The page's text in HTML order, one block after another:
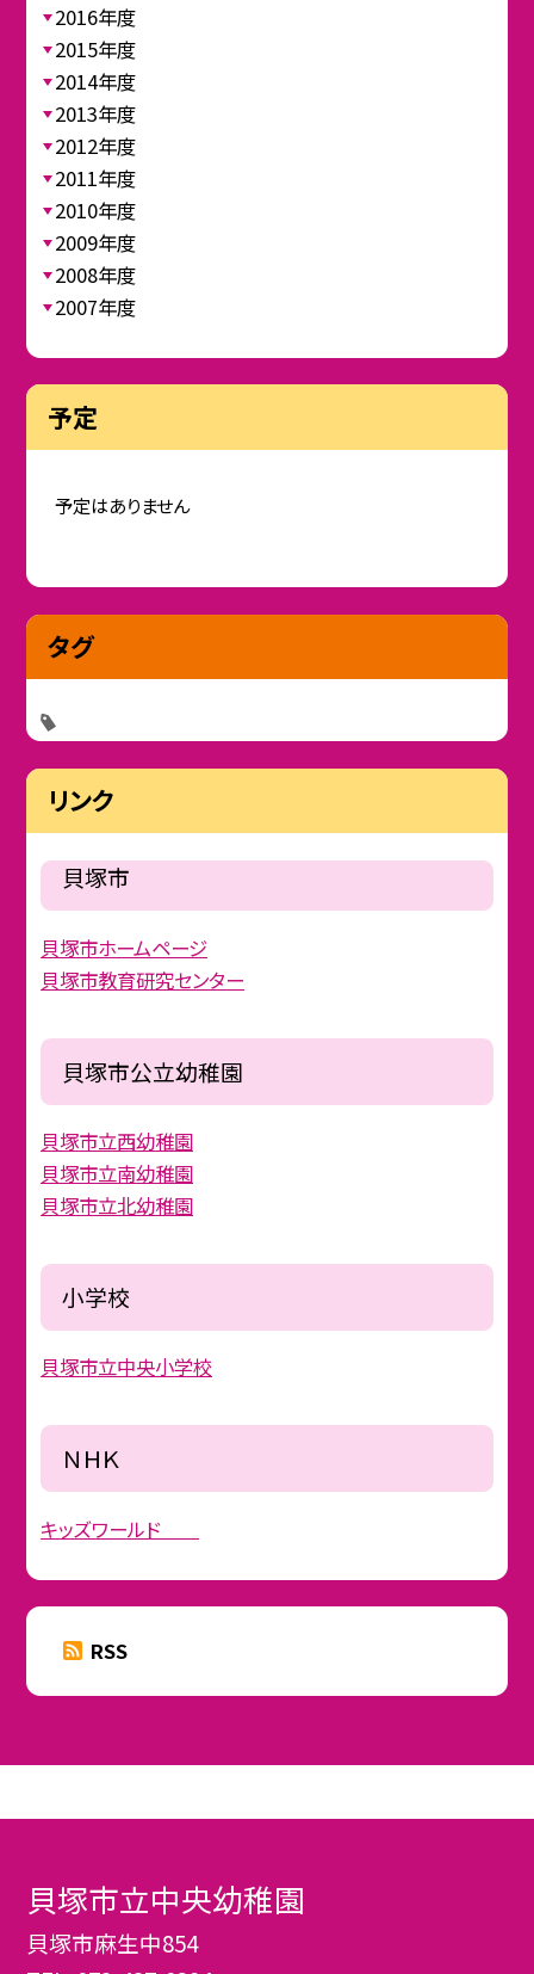
2016年度
2015年度
2014年度
2013年度
2012年度
2011年度
2010年度
2009年度
2008年度
2007年度
予定
予定はありません
タグ
リンク
貝塚市
貝塚市ホームページ
貝塚市教育研究センター
貝塚市公立幼稚園
貝塚市立西幼稚園
貝塚市立南幼稚園
貝塚市立北幼稚園
小学校
貝塚市立中央小学校
ＮＨＫ
キッズワールド
RSS
貝塚市立中央幼稚園
貝塚市麻生中854